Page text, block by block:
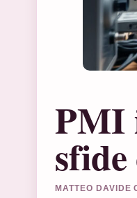
PMI
MATTEO DAVIDE